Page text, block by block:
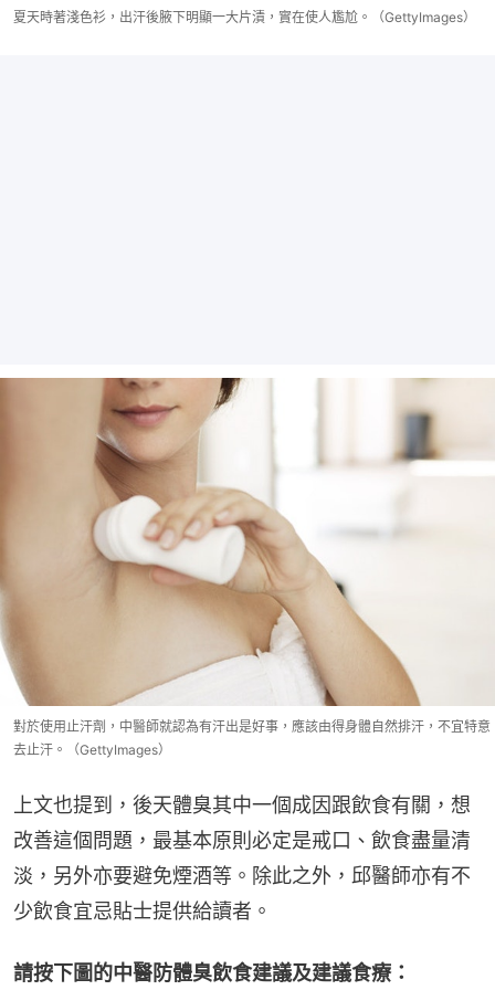
夏天時著淺色衫，出汗後腋下明顯一大片漬，實在使人尷尬。（GettyImages）
對於使用止汗劑，中醫師就認為有汗出是好事，應該由得身體自然排汗，不宜特意
去止汗。（GettyImages）
上文也提到，後天體臭其中一個成因跟飲食有關，想
改善這個問題，最基本原則必定是戒口、飲食盡量清
淡，另外亦要避免煙酒等。除此之外，邱醫師亦有不
少飲食宜忌貼士提供給讀者。
請按下圖的中醫防體臭飲食建議及建議食療：